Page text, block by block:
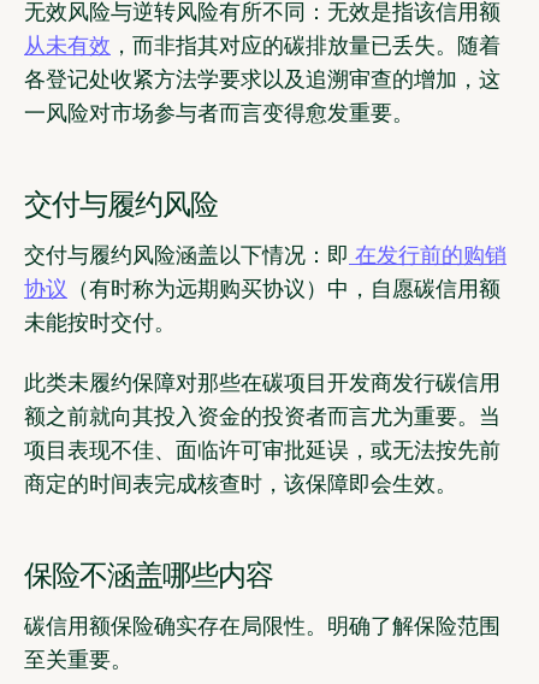
无效风险与逆转风险有所不同：无效是指该信用额
从未有效 ，而非指其对应的碳排放量已丢失。随着
各登记处收紧方法学要求以及追溯审查的增加，这
一风险对市场参与者而言变得愈发重要。
交付与履约风险
交付与履约风险涵盖以下情况：即 在发行前的购销
协议
（有时称为远期购买协议）中，自愿碳信用额
未能按时交付。
此类未履约保障对那些在碳项目开发商发行碳信用
额之前就向其投入资金的投资者而言尤为重要。当
项目表现不佳、面临许可审批延误，或无法按先前
商定的时间表完成核查时，该保障即会生效。
保险不涵盖哪些内容
碳信用额保险确实存在局限性。明确了解保险范围
至关重要。